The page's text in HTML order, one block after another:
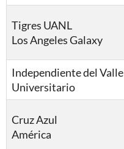
Tigres UANL
Los Angeles Galaxy
Independiente del Valle
Universitario
Cruz Azul
América